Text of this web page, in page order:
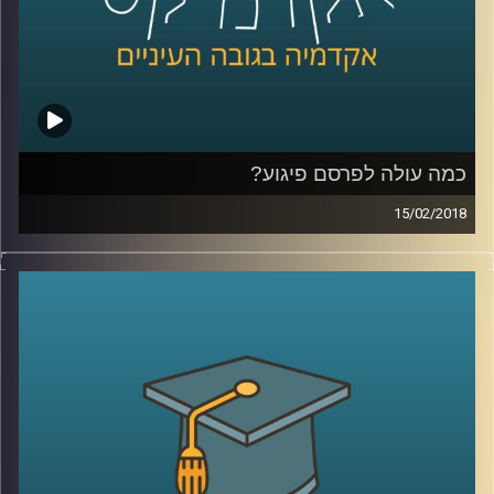
AudioVersity
כמה עולה לפרסם פיגוע?
15/02/2018
מה אתם יותר זוכרים, את התמונה של מטוסי
קולה באותה השנה? מבט על ארגוני הטרור כעל
מותגים מסחריים שופך אור על יחסי הטרור
והמדיה, יחסים שבגינם זוכים ארגוני הטרור
לשטחי פרסום אדירים שמקדמים באופן ישיר
את המטרות שלהם